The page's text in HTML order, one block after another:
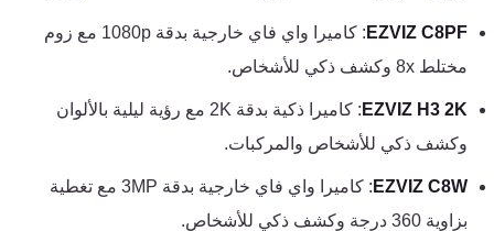
EZVIZ C8PF
: كاميرا واي فاي خارجية بدقة 1080p مع زوم
مختلط 8x وكشف ذكي للأشخاص.
EZVIZ H3 2K
: كاميرا ذكية بدقة 2K مع رؤية ليلية بالألوان
وكشف ذكي للأشخاص والمركبات.
EZVIZ C8W
: كاميرا واي فاي خارجية بدقة 3MP مع تغطية
بزاوية 360 درجة وكشف ذكي للأشخاص.